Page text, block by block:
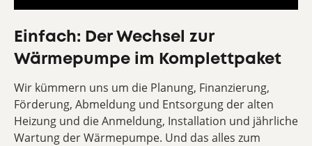
Einfach: Der Wechsel zur
Wärmepumpe im Komplettpaket
Wir kümmern uns um die Planung, Finanzierung,
Förderung, Abmeldung und Entsorgung der alten
Heizung und die Anmeldung, Installation und jährliche
Wartung der Wärmepumpe. Und das alles zum